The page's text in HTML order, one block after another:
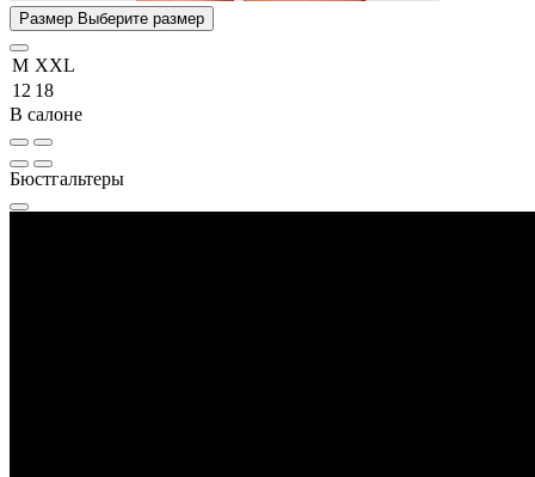
Размер Выберите размер
M XXL
12 18
В салоне
Бюстгальтеры